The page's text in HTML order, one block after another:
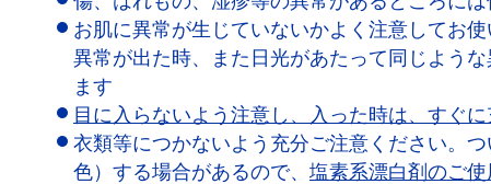
お肌に異常が生じていないかよく注意してお
異常が出た時、また日光があたって同じよう
ます
目に入らないよう注意し、入った時は、すぐ
衣類等につかないよう充分ご注意ください。
色）する場合があるので、 塩素系漂白剤のご